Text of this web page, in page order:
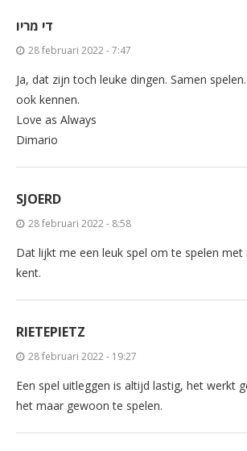
די מריו
28 februari 2022 - 7:47
Ja, dat zijn toch leuke dingen. Samen
ook kennen.
Love as Always
Dimario
SJOERD
28 februari 2022 - 8:58
Dat lijkt me een leuk spel om te spelen
kent.
RIETEPIETZ
28 februari 2022 - 19:27
Een spel uitleggen is altijd lastig, het werkt
het maar gewoon te spelen.